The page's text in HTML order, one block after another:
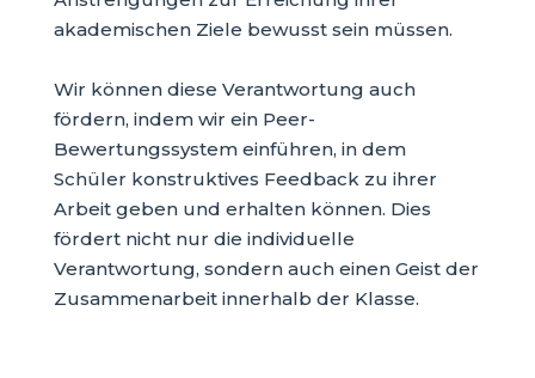
akademischen Ziele bewusst sein müssen.
Wir können diese Verantwortung auch
fördern, indem wir ein Peer-
Bewertungssystem einführen, in dem
Schüler konstruktives Feedback zu ihrer
Arbeit geben und erhalten können. Dies
fördert nicht nur die individuelle
Verantwortung, sondern auch einen Geist der
Zusammenarbeit innerhalb der Klasse.